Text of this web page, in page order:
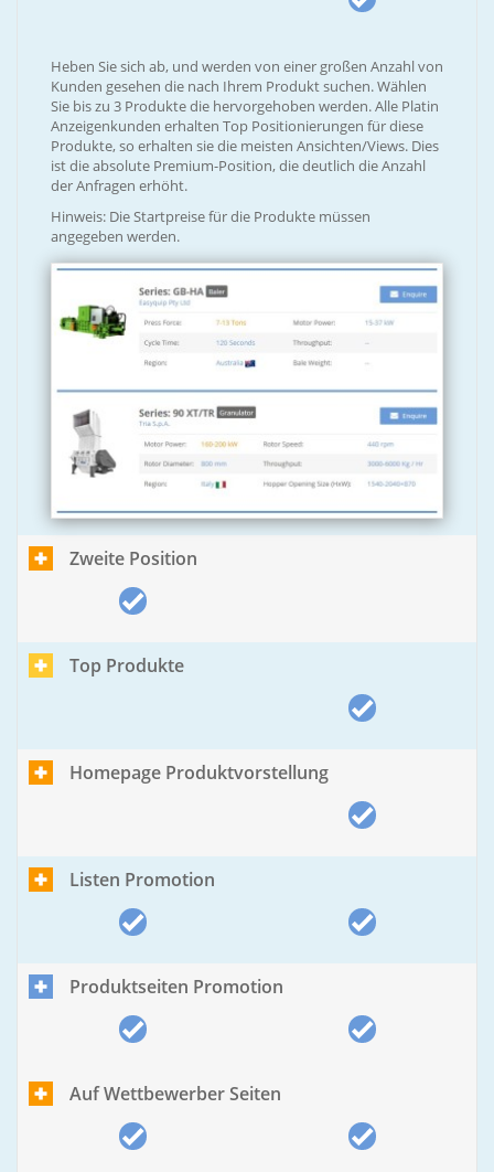
Heben Sie sich ab, und werden von einer großen Anzahl von
Kunden gesehen die nach Ihrem Produkt suchen. Wählen
Sie bis zu 3 Produkte die hervorgehoben werden. Alle Platin
Anzeigenkunden erhalten Top Positionierungen für diese
Produkte, so erhalten sie die meisten Ansichten/Views. Dies
ist die absolute Premium-Position, die deutlich die Anzahl
der Anfragen erhöht.
Hinweis: Die Startpreise für die Produkte müssen
angegeben werden.
Zweite Position
Top Produkte
Homepage Produktvorstellung
Listen Promotion
Produktseiten Promotion
Auf Wettbewerber Seiten